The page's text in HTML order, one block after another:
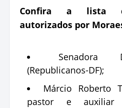
Confira a lista
autorizados por
Senadora
(Republicanos-DF);
Márcio Roberto
pastor e auxiliar